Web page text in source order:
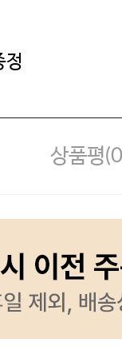
정
상품평(0